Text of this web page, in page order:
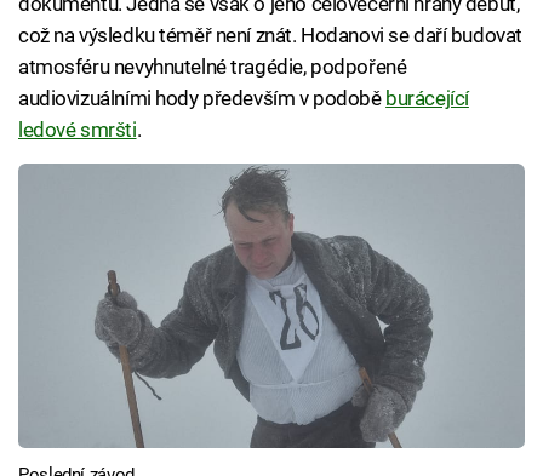
což na výsledku téměř není znát. Hodanovi se daří budovat
atmosféru nevyhnutelné tragédie, podpořené
audiovizuálními hody především v podobě burácející
ledové smršti.